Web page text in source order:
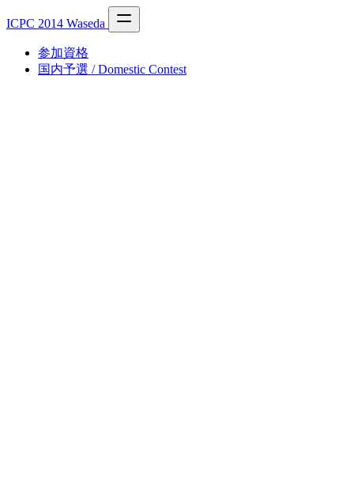
ICPC 2014 Waseda
参加資格
国内予選 / Domestic Contest